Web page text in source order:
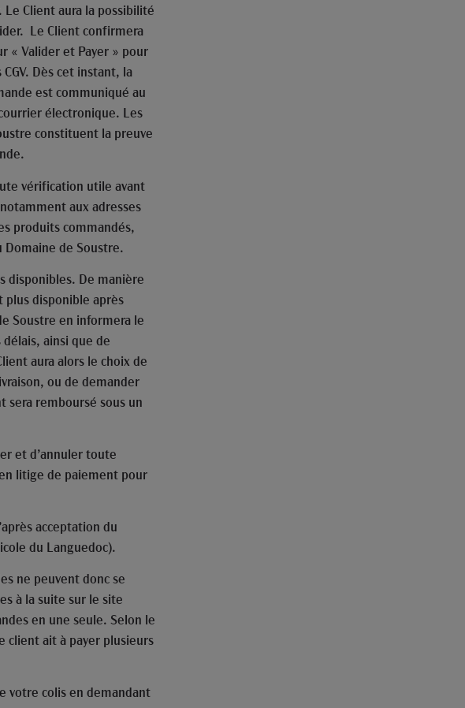
Client aura la possibilité
Le Client confirmera
« Valider et Payer » pour
Dès cet instant, la
est communiqué au
électronique. Les
constituent la preuve
vérification utile avant
aux adresses
produits commandés,
Domaine de Soustre.
disponibles. De manière
disponible après
Soustre en informera le
ainsi que de
aura alors le choix de
ou de demander
sera remboursé sous un
et d’annuler toute
litige de paiement pour
acceptation du
du Languedoc).
ne peuvent donc se
à la suite sur le site
en une seule. Selon le
client ait à payer plusieurs
votre colis en demandant